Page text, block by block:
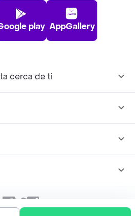
play AppGallery
cerca de ti
Facebook
TwitterInstagram